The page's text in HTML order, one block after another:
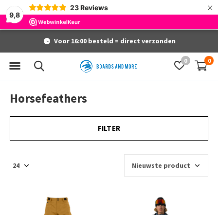
9,8
23 Reviews ×
0 0
Voor 16:00 besteld = direct verzonden
Horsefeathers
FILTER